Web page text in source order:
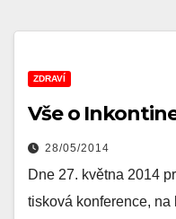
ZDRAVÍ
Vše o
28/05/2014
Dne 27. května 2014
tisková konference,